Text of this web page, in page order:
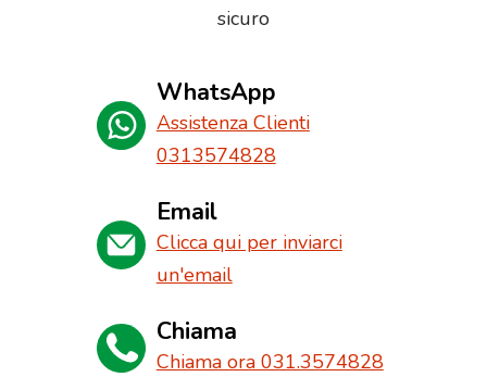
sicuro
WhatsApp
Assistenza Clienti
0313574828
Email
Clicca qui per inviarci
un'email
Chiama
Chiama ora 031.3574828